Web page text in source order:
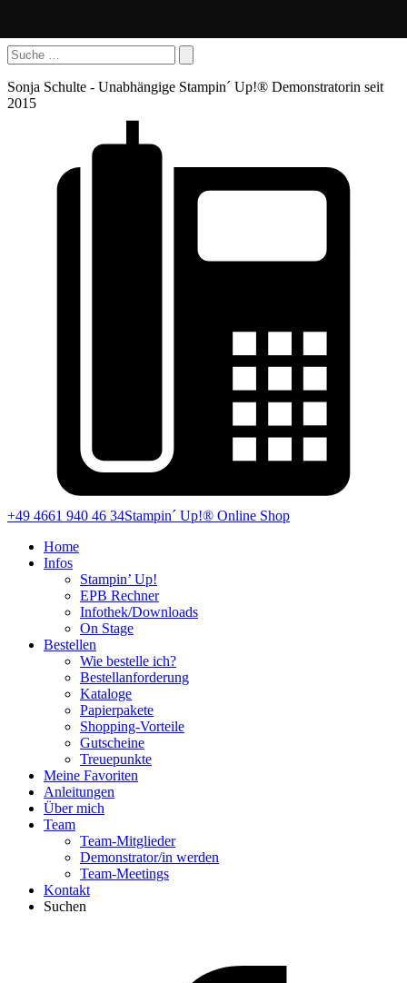
Sonja Schulte - Unabhängige Stampin´ Up!® Demonstratorin seit
2015
+49 4661 940 46 34Stampin´ Up!® Online Shop
Home
Infos
Stampin’ Up!
EPB Rechner
Infothek/Downloads
On Stage
Bestellen
Wie bestelle ich?
Bestellanforderung
Kataloge
Papierpakete
Shopping-Vorteile
Gutscheine
Treuepunkte
Meine Favoriten
Anleitungen
Über mich
Team
Team-Mitglieder
Demonstrator/in werden
Team-Meetings
Kontakt
Suchen